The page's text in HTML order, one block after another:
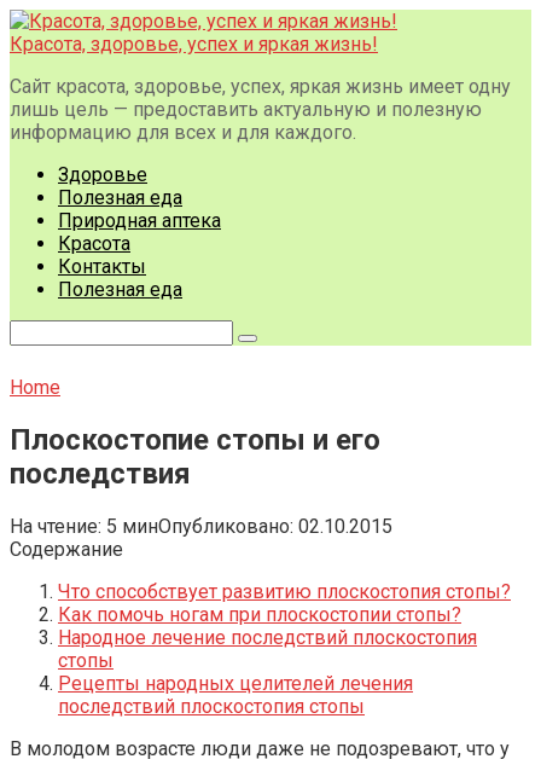
Перейти
к
Красота, здоровье, успех и яркая жизнь!
Сайт красота, здоровье, успех, яркая жизнь имеет одну
лишь цель — предоставить актуальную и полезную
информацию для всех и для каждого.
Здоровье
Полезная еда
Природная аптека
Красота
Контакты
Полезная еда
Home
Плоскостопие стопы и его
последствия
На чтение: 5 минОпубликовано: 02.10.2015
Содержание
Что способствует развитию плоскостопия стопы?
Как помочь ногам при плоскостопии стопы?
Народное лечение последствий плоскостопия
стопы
Рецепты народных целителей лечения
последствий плоскостопия стопы
В молодом возрасте люди даже не подозревают, что у